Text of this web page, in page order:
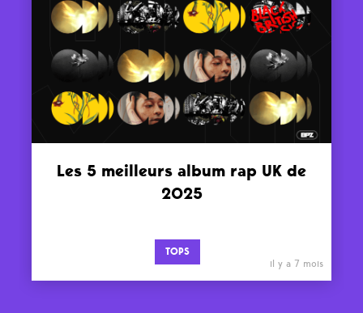
Les 5 meilleurs album rap UK de
2025
TOPS
il y a 7 mois